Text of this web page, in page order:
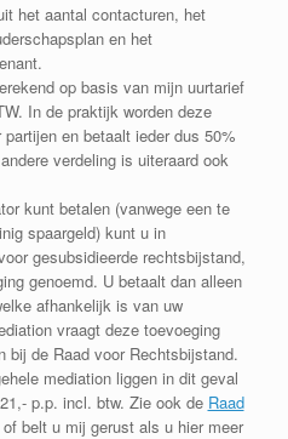
het aantal contacturen, het
en het
op basis van mijn uurtarief
In de praktijk worden deze
en betaalt ieder dus 50%
verdeling is uiteraard ook
kunt betalen (vanwege een te
spaargeld) kunt u in
gesubsidieerde rechtsbijstand,
genoemd. U betaalt dan alleen
afhankelijk is van uw
vraagt deze toevoeging
bij de Raad voor Rechtsbijstand.
mediation liggen in dit geval
p.p. incl. btw. Zie ook de Raad
belt u mij gerust als u hier meer